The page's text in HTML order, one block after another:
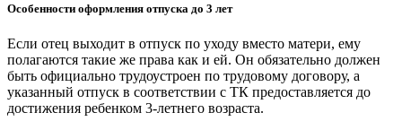
Особенности оформления отпуска до 3 лет
Если отец выходит в отпуск по уходу вместо матери, ему
полагаются такие же права как и ей. Он обязательно должен
быть официально трудоустроен по трудовому договору, а
указанный отпуск в соответствии с ТК предоставляется до
достижения ребенком 3-летнего возраста.